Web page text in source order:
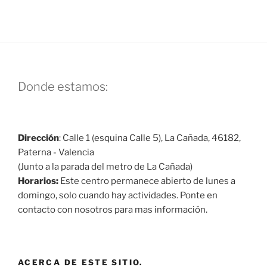
Donde estamos:
Dirección: Calle 1 (esquina Calle 5), La Cañada, 46182,
Paterna - Valencia
(Junto a la parada del metro de La Cañada)
Horarios: Este centro permanece abierto de lunes a
domingo, solo cuando hay actividades. Ponte en
contacto con nosotros para mas información.
ACERCA DE ESTE SITIO.